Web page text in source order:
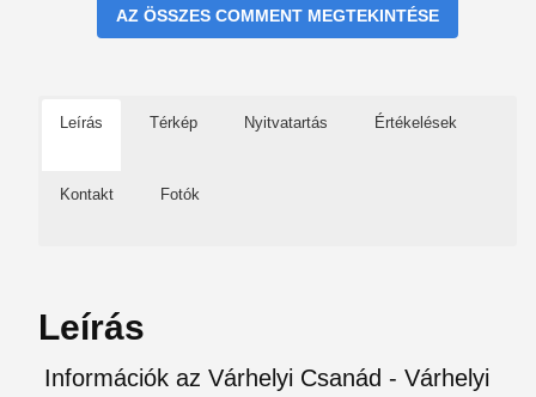
AZ ÖSSZES COMMENT MEGTEKINTÉSE
Leírás Térkép Nyitvatartás Értékelések
Kontakt Fotók
Leírás
Információk az Várhelyi Csanád - Várhelyi